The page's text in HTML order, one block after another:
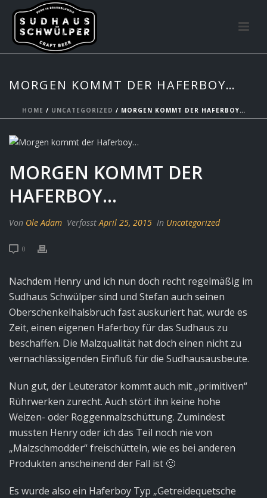
MORGEN KOMMT DER HAFERBOY…
HOME / UNCATEGORIZED / MORGEN KOMMT DER HAFERBOY…
MORGEN KOMMT DER
HAFERBOY…
Von Ole Adam Verfasst April 25, 2015 In Uncategorized
0
Nachdem Henry und ich nun doch recht regelmäßig im
Sudhaus Schwülper sind und Stefan auch seinen
Oberschenkelhalsbruch fast auskuriert hat, wurde es
Zeit, einen eigenen Haferboy für das Sudhaus zu
beschaffen. Die Malzqualität hat doch einen nicht zu
vernachlässigenden Einfluß für die Sudhausausbeute.
Nun gut, der Leuterator kommt auch mit „primitiven“
Rührwerken zurecht. Auch stört ihn keine hohe
Weizen- oder Roggenmalzschüttung. Zumindest
mussten Henry oder ich das Teil noch nie von
„Malzschmodder“ freischütteln, wie es bei anderen
Produkten anscheinend der Fall ist 🙂
Es wurde also ein Haferboy Typ „Getreidequetsche